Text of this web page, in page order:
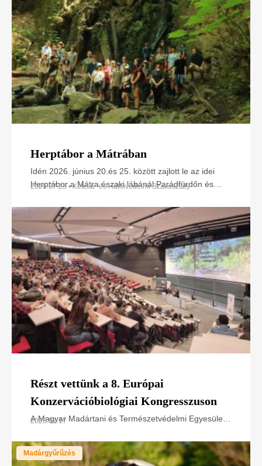
Herptábor a Mátrában
Idén 2026. június 20.és 25. között zajlott le az idei
Herptábor a Mátra északi lábánál Parádfürdőn és
2026.07.23 • Kétéltű- és Hüllővédelmi Szakosztály
Részt vettünk a 8. Európai
Konzervációbiológiai Kongresszuson
A Magyar Madártani és Természetvédelmi Egyesület
tapasztalatait mutatta be az European Congress of
2026.07.17
Madárgyűrűzés